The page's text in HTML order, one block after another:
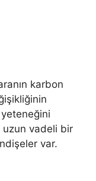
karbon
uzun vadeli bir
var.